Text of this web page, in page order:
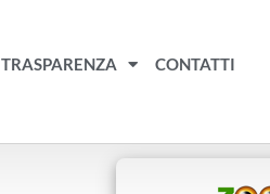
TRASPARENZA CONTATTI